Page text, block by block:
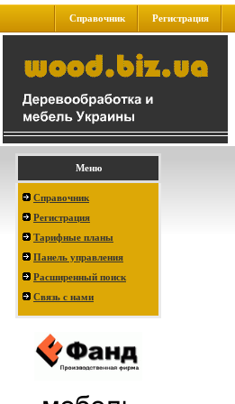
Справочник Регистрация
Меню
Справочник
Регистрация
Тарифные планы
Панель управления
Расширенный поиск
Связь с нами